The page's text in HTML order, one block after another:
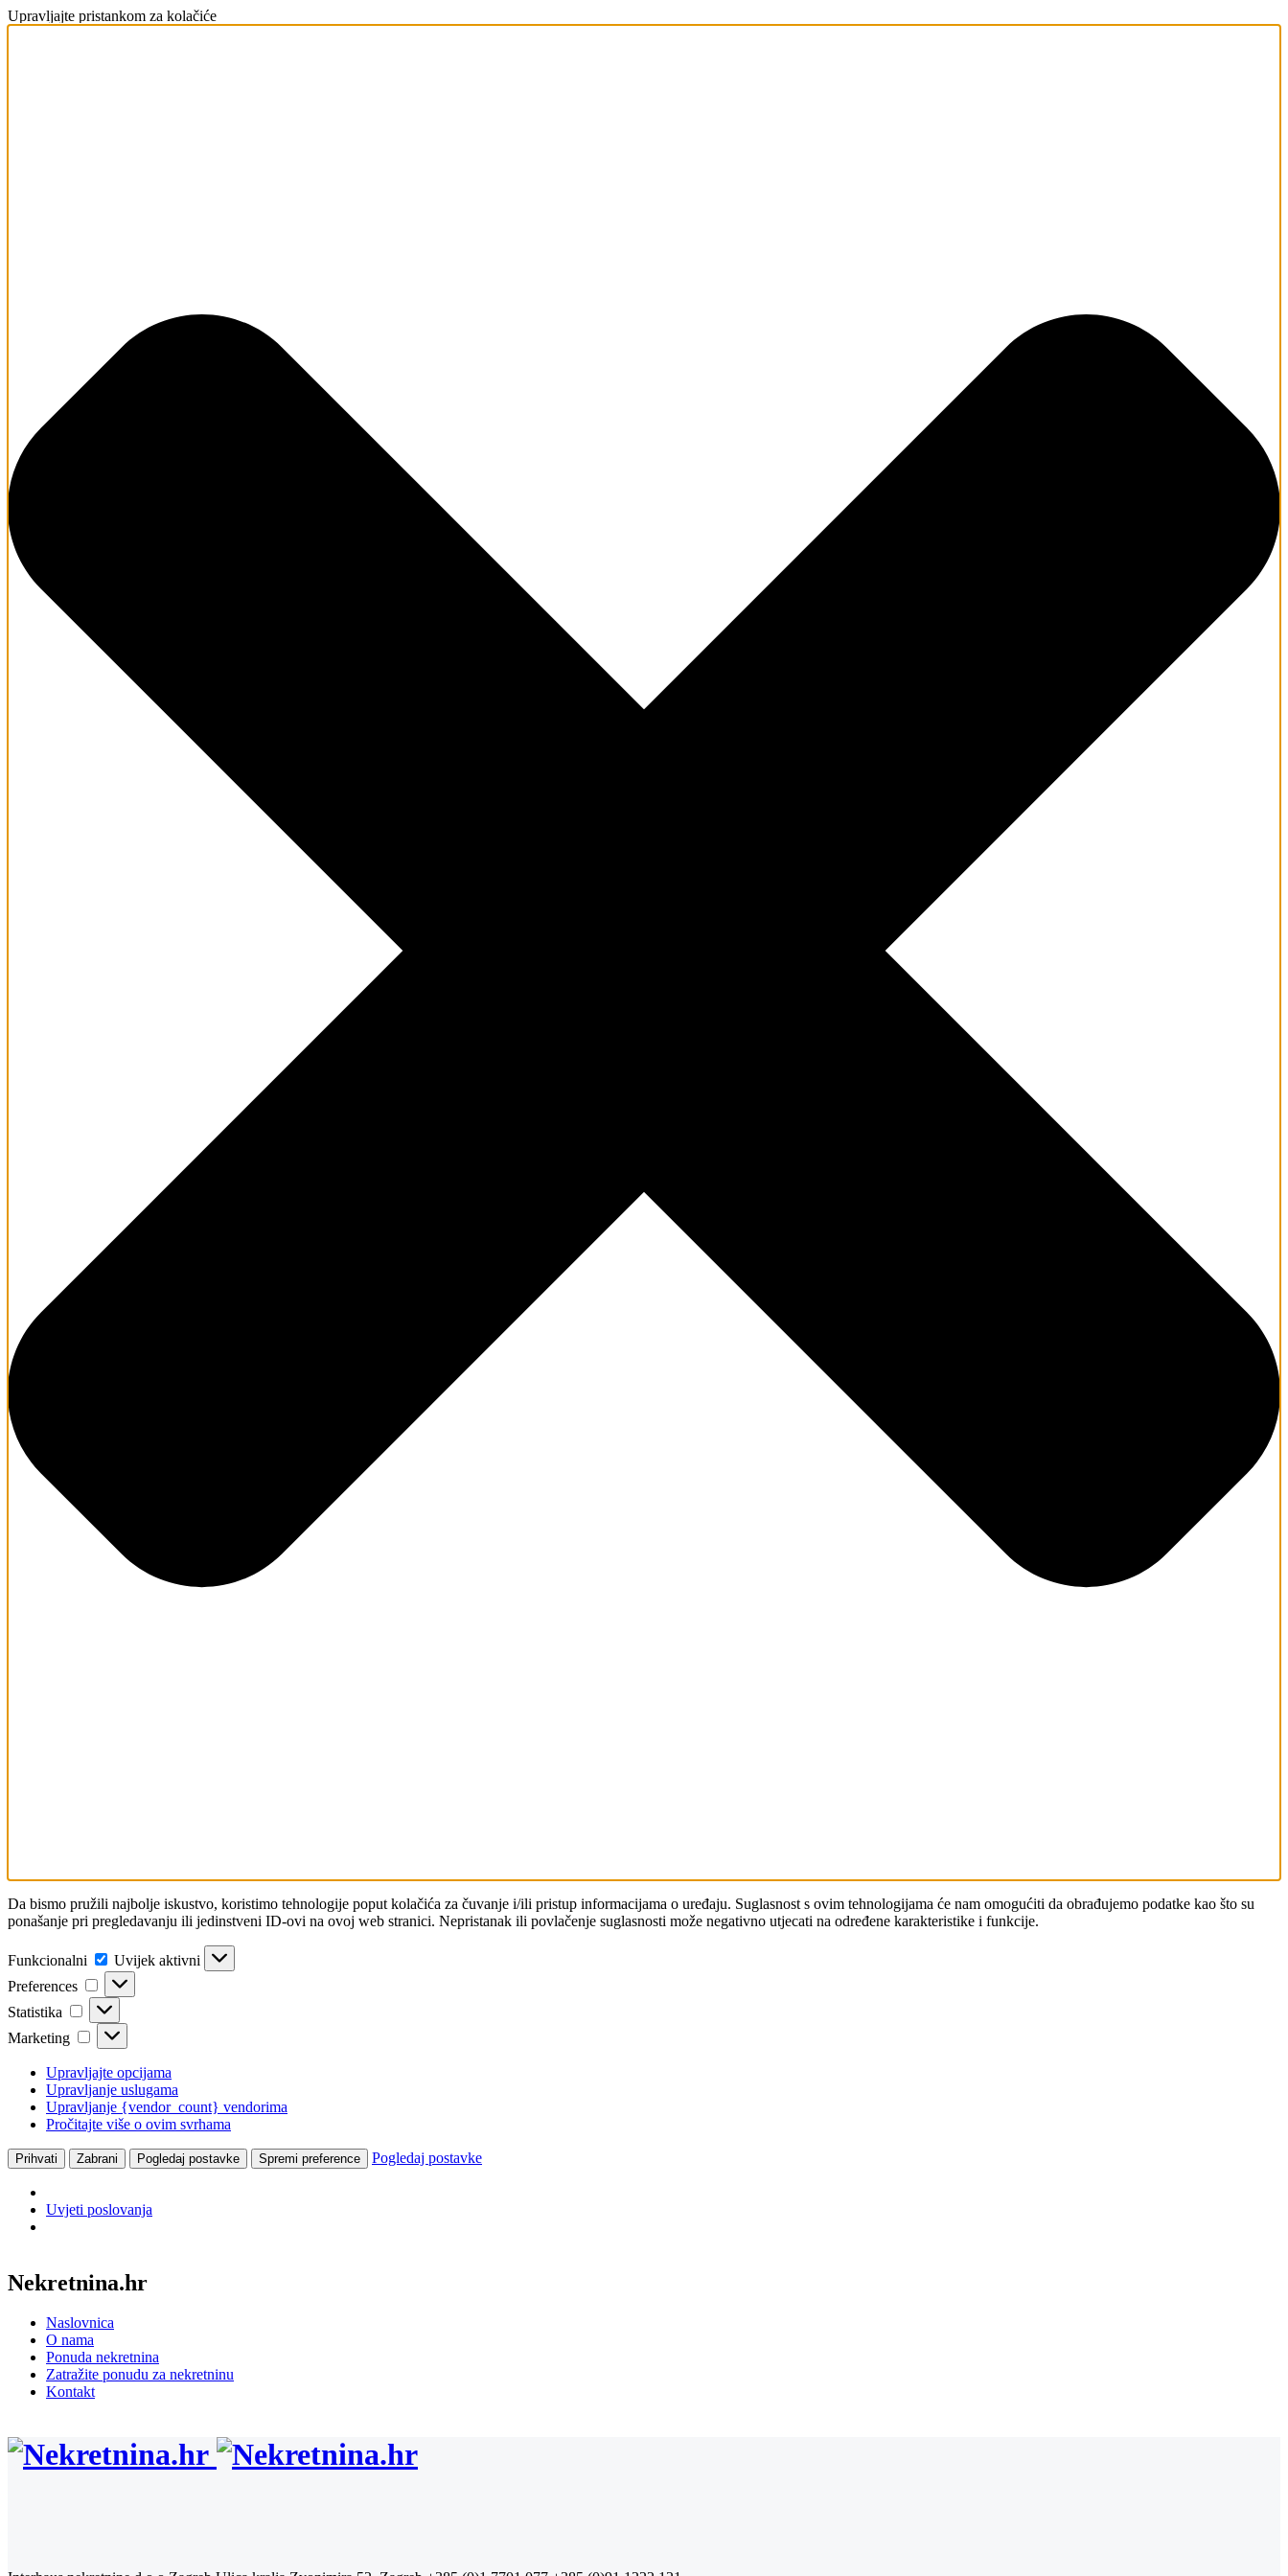
Upravljajte pristankom za kolačiće
Da bismo pružili najbolje iskustvo, koristimo tehnologije poput kolačića za čuvanje i/ili pristup informacijama o uređaju. Suglasnost s ovim tehnologijama će nam omogućiti da obrađujemo podatke kao što su
ponašanje pri pregledavanju ili jedinstveni ID-ovi na ovoj web stranici. Nepristanak ili povlačenje suglasnosti može negativno utjecati na određene karakteristike i funkcije.
Funkcionalni Funkcionalni
Uvijek aktivni
Preferences
Preferences
Statistika Statistika
Marketing Marketing
Upravljajte opcijama
Upravljanje uslugama
Upravljanje {vendor_count} vendorima
Pročitajte više o ovim svrhama
Prihvati Zabrani Pogledaj postavke Spremi preference Pogledaj postavke
Uvjeti poslovanja
Nekretnina.hr
Naslovnica
O nama
Ponuda nekretnina
Zatražite ponudu za nekretninu
Kontakt